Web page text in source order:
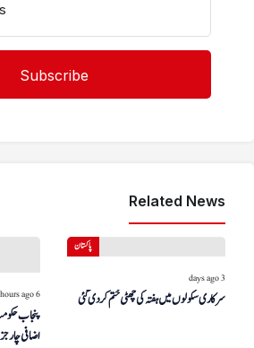
Related News
6 hours ago
اضافی
پاکستان
3 days ago
سرکاری سکولوں میں ہفتہ کی چھٹی ختم کر دی گئی